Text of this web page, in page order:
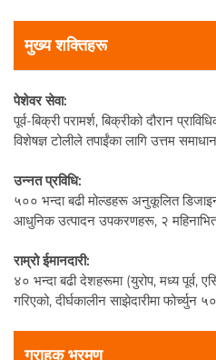
मुख्य शक्तिहरू
पेशेवर सेवा:
पूर्व-बिक्री परामर्श, बिक्रीको दौरान
विशेषज्ञ टोलीले तपाईंका लागि उत्तम
उन्नत प्रविधि:
५०० भन्दा बढी मोल्डहरू अनुकूलित
आधुनिक उत्पादन उपकरणहरू, २
राम्रो ईमानदारी:
४० भन्दा बढी देशहरूमा (युरोप, मध्य पूर्व,
गरिएको, दीर्घकालीन साझेदारीमा
ग्राहक भ्रमण